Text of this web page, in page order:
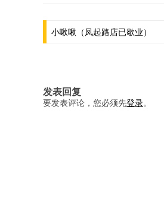
章
小啾啾（凤起路店已歇业）
发表回复
要发表评论，您必须先登录。